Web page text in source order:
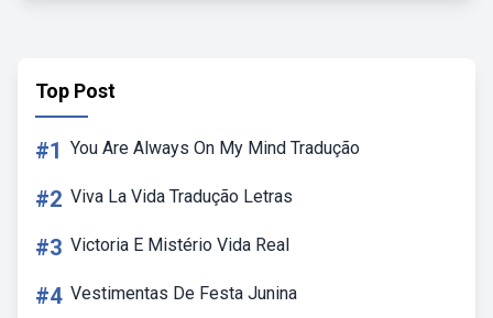
Top Post
#1 You Are Always On My Mind Tradução
#2 Viva La Vida Tradução Letras
#3 Victoria E Mistério Vida Real
#4 Vestimentas De Festa Junina